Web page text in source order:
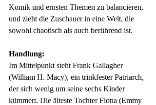
Komik und ernsten Themen zu balancieren,
und zieht die Zuschauer in eine Welt, die
sowohl chaotisch als auch berührend ist.
Handlung:
Im Mittelpunkt steht Frank Gallagher
(William H. Macy), ein trinkfester Patriarch,
der sich wenig um seine sechs Kinder
kümmert. Die älteste Tochter Fiona (Emmy